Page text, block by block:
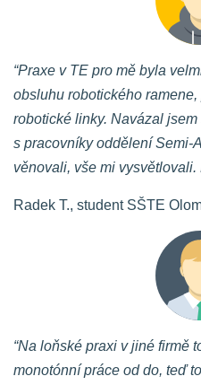
“Praxe v TE pro mě byla
obsluhu robotického
robotické linky. Navázal
s pracovníky oddělení Semi-
věnovali, vše mi vysvětlovali.
Radek T., student SŠTE
“Na loňské praxi v jiné firmě
monotónní práce od do, teď